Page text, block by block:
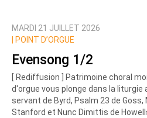
MARDI 21 JUILLET 2026
POINT D’ORGUE
Evensong 1/2
[ Rediffusion ] Patrimoine choral
d'orgue vous plonge dans la liturgie
servant de Byrd, Psalm 23 de
Stanford et Nunc Dimittis de